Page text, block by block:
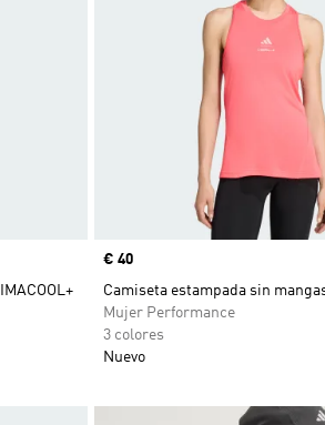
Precio
€ 40
Camiseta estampada sin
Mujer Performance
3 colores
Nuevo